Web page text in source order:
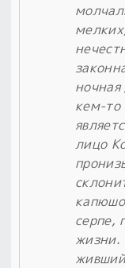
кем-то
лицо
серпе,
жизни.